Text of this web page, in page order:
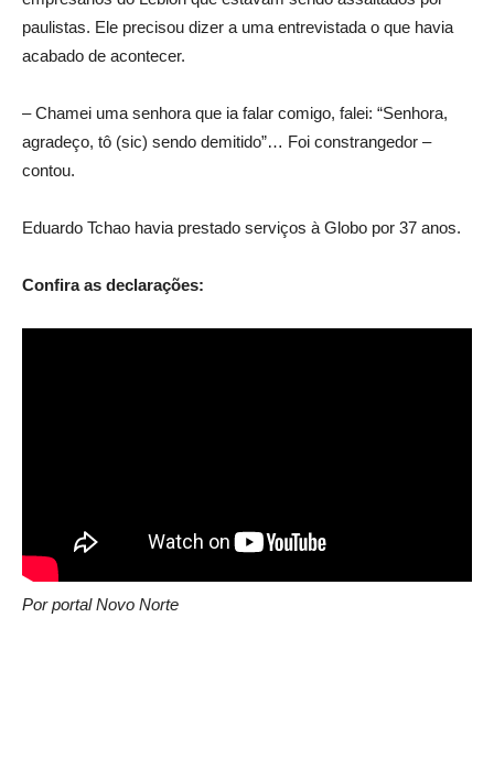
paulistas. Ele precisou dizer a uma entrevistada o que havia
acabado de acontecer.
– Chamei uma senhora que ia falar comigo, falei: “Senhora,
agradeço, tô (sic) sendo demitido”… Foi constrangedor –
contou.
Eduardo Tchao havia prestado serviços à Globo por 37 anos.
Confira as declarações:
Por portal Novo Norte